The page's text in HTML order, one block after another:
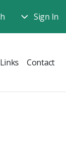
Sign In
Links Contact